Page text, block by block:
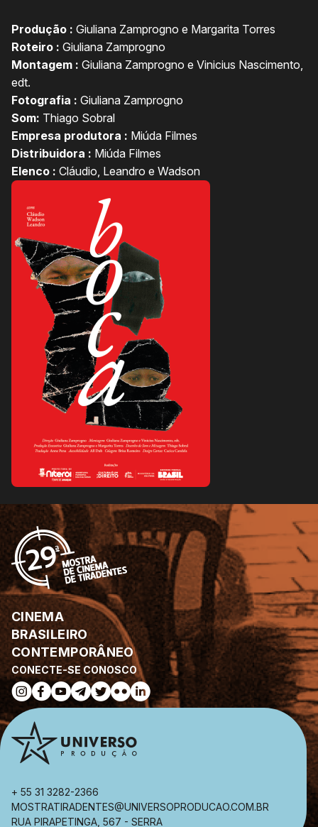
Produção : Giuliana Zamprogno e Margarita Torres
Roteiro : Giuliana Zamprogno
Montagem : Giuliana Zamprogno e Vinicius Nascimento,
edt.
Fotografia : Giuliana Zamprogno
Som: Thiago Sobral
Empresa produtora : Miúda Filmes
Distribuidora : Miúda Filmes
Elenco : Cláudio, Leandro e Wadson
+ 55 31 3282-2366
MOSTRATIRADENTES@UNIVERSOPRODUCAO.COM.BR
RUA PIRAPETINGA, 567 - SERRA
CONECTE-SE CONOSCO
CINEMA
BRASILEIRO
CONTEMPORÂNEO